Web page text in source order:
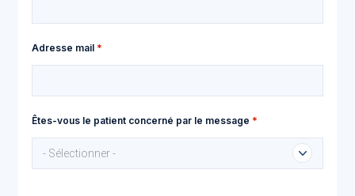
Adresse mail
Êtes-vous le patient concerné par le message
- Sélectionner -